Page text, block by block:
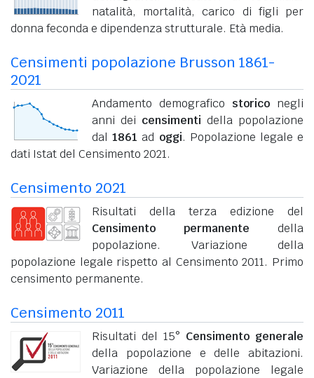
natalità, mortalità, carico di figli per
donna feconda e dipendenza strutturale. Età media.
Censimenti popolazione Brusson 1861-
2021
Andamento demografico storico negli
anni dei censimenti della popolazione
dal1861 ad oggi. Popolazione legale e
dati Istat del Censimento 2021.
Censimento 2021
Risultati della terza edizione del
Censimento permanente della
popolazione. Variazione della
popolazione legale rispetto al Censimento 2011. Primo
censimento permanente.
Censimento 2011
Risultati del 15° Censimento generale
della popolazione e delle abitazioni.
Variazione della popolazione legale